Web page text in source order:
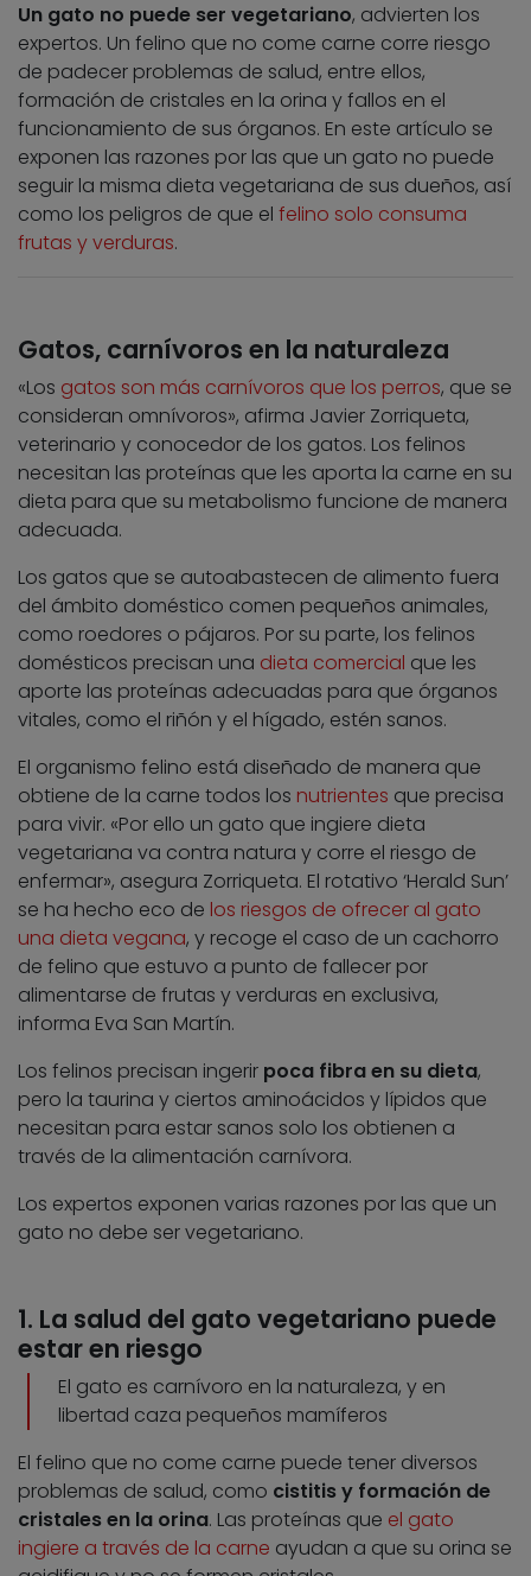
Un gato no puede ser vegetariano, advierten los
expertos. Un felino que no come carne corre riesgo
de padecer problemas de salud, entre ellos,
formación de cristales en la orina y fallos en el
funcionamiento de sus órganos. En este artículo se
exponen las razones por las que un gato no puede
seguir la misma dieta vegetariana de sus dueños, así
como los peligros de que el felino solo consuma
frutas y verduras.
Gatos, carnívoros en la naturaleza
«Los gatos son más carnívoros que los perros, que se
consideran omnívoros», afirma Javier Zorriqueta,
veterinario y conocedor de los gatos. Los felinos
necesitan las proteínas que les aporta la carne en su
dieta para que su metabolismo funcione de manera
adecuada.
Los gatos que se autoabastecen de alimento fuera
del ámbito doméstico comen pequeños animales,
como roedores o pájaros. Por su parte, los felinos
domésticos precisan una dieta comercial que les
aporte las proteínas adecuadas para que órganos
vitales, como el riñón y el hígado, estén sanos.
El organismo felino está diseñado de manera que
obtiene de la carne todos los nutrientes que precisa
para vivir. «Por ello un gato que ingiere dieta
vegetariana va contra natura y corre el riesgo de
enfermar», asegura Zorriqueta. El rotativo ‘Herald Sun’
se ha hecho eco de los riesgos de ofrecer al gato
una dieta vegana, y recoge el caso de un cachorro
de felino que estuvo a punto de fallecer por
alimentarse de frutas y verduras en exclusiva,
informa Eva San Martín.
Los felinos precisan ingerir poca fibra en su dieta,
pero la taurina y ciertos aminoácidos y lípidos que
necesitan para estar sanos solo los obtienen a
través de la alimentación carnívora.
Los expertos exponen varias razones por las que un
gato no debe ser vegetariano.
1. La salud del gato vegetariano puede
estar en riesgo
El gato es carnívoro en la naturaleza, y en
libertad caza pequeños mamíferos
El felino que no come carne puede tener diversos
problemas de salud, como cistitis y formación de
cristales en la orina. Las proteínas que el gato
ingiere a través de la carne ayudan a que su orina se